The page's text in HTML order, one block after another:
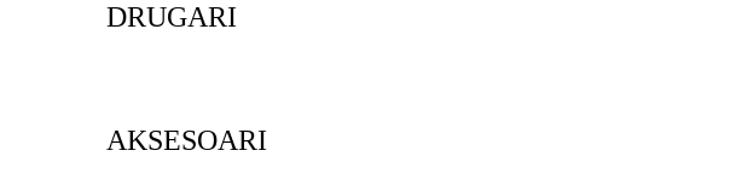
DRUGARI
AKSESOARI